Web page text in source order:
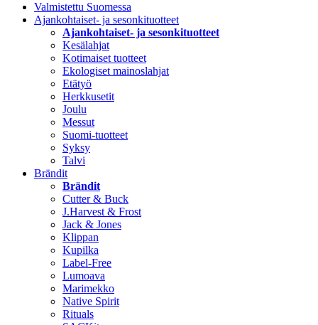
Valmistettu Suomessa
Ajankohtaiset- ja sesonkituotteet
Ajankohtaiset- ja sesonkituotteet
Kesälahjat
Kotimaiset tuotteet
Ekologiset mainoslahjat
Etätyö
Herkkusetit
Joulu
Messut
Suomi-tuotteet
Syksy
Talvi
Brändit
Brändit
Cutter & Buck
J.Harvest & Frost
Jack & Jones
Klippan
Kupilka
Label-Free
Lumoava
Marimekko
Native Spirit
Rituals